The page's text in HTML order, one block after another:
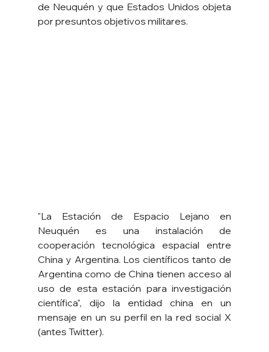
de Neuquén y que Estados Unidos objeta
por presuntos objetivos militares.
"La Estación de Espacio Lejano en
Neuquén es una instalación de
cooperación tecnológica espacial entre
China y Argentina. Los científicos tanto de
Argentina como de China tienen acceso al
uso de esta estación para investigación
científica", dijo la entidad china en un
mensaje en un su perfil en la red social X
(antes Twitter).